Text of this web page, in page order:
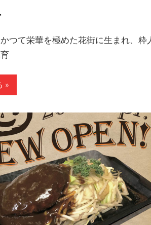
つて栄華を極めた花街に生まれ、粋